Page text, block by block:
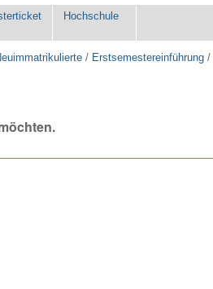
Hochschule
/ Erstsemestereinführung /